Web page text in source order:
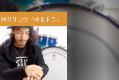
神田リョウ『ゆるドラ』